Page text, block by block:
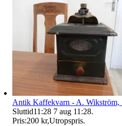
Antik Kaffekvarn - A. Wikström,
Sluttid11:28 7 aug 11:28.
Pris:200 kr,Utropspris.